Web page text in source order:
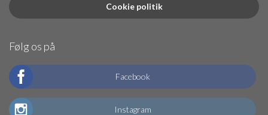
Cookie politik
Følg os på
Facebook
Instagram